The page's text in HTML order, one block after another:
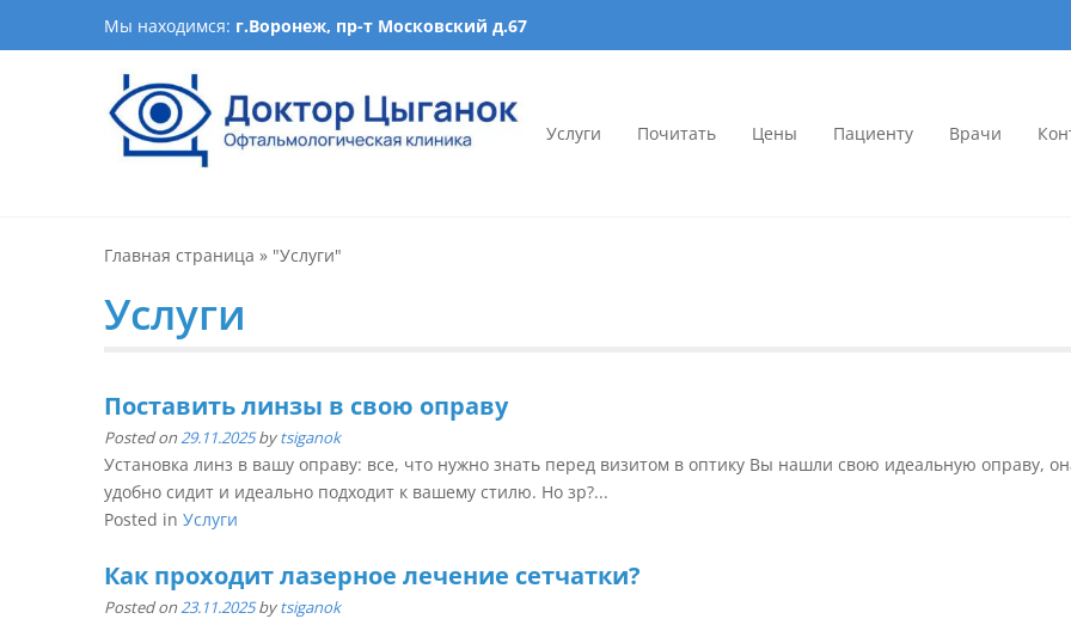
Мы находимся: г.Воронеж, пр-т Московский д.67
оптика, детская офтальмология
Услуги Почитать Цены Пациенту Врачи
Главная страница » "Услуги"
Услуги
Поставить линзы в свою оправу
Posted on29.11.2025bytsiganok
Установка линз в вашу оправу: все, что нужно знать перед визитом в оптику Вы нашли свою идеальную оправу,
удобно сидит и идеально подходит к вашему стилю. Но зр?...
Posted in Услуги
Как проходит лазерное лечение сетчатки?
Posted on23.11.2025bytsiganok